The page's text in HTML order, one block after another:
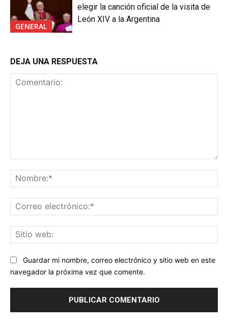
GENERAL
elegir la canción oficial de la visita de
León XIV a la Argentina
DEJA UNA RESPUESTA
Guardar mi nombre, correo electrónico y sitio web en este
navegador la próxima vez que comente.